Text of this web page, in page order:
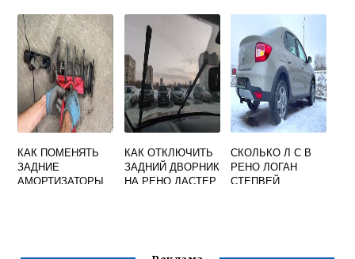
КАК ПОМЕНЯТЬ
ЗАДНИЕ
АМОРТИЗАТОРЫ
КАК ОТКЛЮЧИТЬ
ЗАДНИЙ ДВОРНИК
НА РЕНО ДАСТЕР
СКОЛЬКО Л С В
РЕНО ЛОГАН
СТЕПВЕЙ